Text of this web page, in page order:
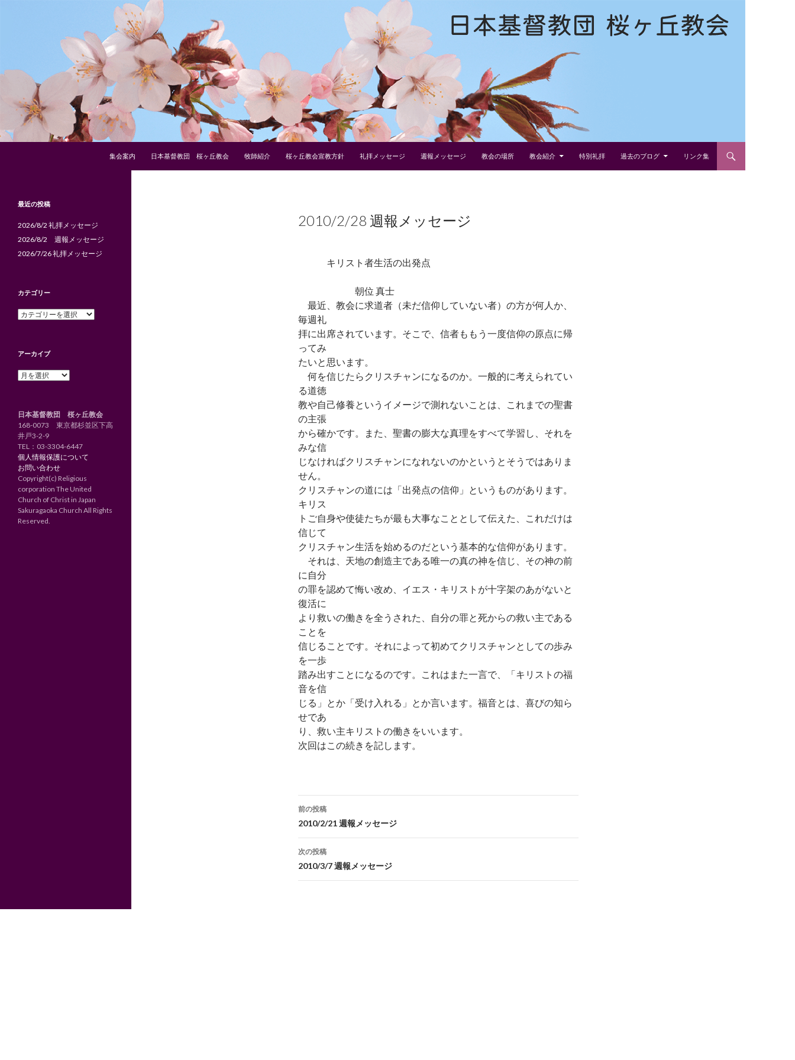
日本基督教団 桜ヶ丘教会
集会案内
日本基督教団 桜ヶ丘教会 牧師紹介 桜ヶ丘教会宣教方針 礼拝メッセージ 週報メッセージ 教会の場所 教会紹介 特別礼拝 過去のブログ リンク集
2010/2/28 週報メッセージ
キリスト者生活の出発点
朝位 真士
最近、教会に求道者（未だ信仰していない者）の方が何人か、
毎週礼
拝に出席されています。そこで、信者ももう一度信仰の原点に帰
ってみ
たいと思います。
何を信じたらクリスチャンになるのか。一般的に考えられてい
る道徳
教や自己修養というイメージで測れないことは、これまでの聖書
の主張
から確かです。また、聖書の膨大な真理をすべて学習し、それを
みな信
じなければクリスチャンになれないのかというとそうではありま
せん。
クリスチャンの道には「出発点の信仰」というものがあります。
キリス
トご自身や使徒たちが最も大事なこととして伝えた、これだけは
信じて
クリスチャン生活を始めるのだという基本的な信仰があります。
それは、天地の創造主である唯一の真の神を信じ、その神の前
に自分
の罪を認めて悔い改め、イエス・キリストが十字架のあがないと
復活に
より救いの働きを全うされた、自分の罪と死からの救い主である
ことを
信じることです。それによって初めてクリスチャンとしての歩み
を一歩
踏み出すことになるのです。これはまた一言で、「キリストの福
音を信
じる」とか「受け入れる」とか言います。福音とは、喜びの知ら
せであ
り、救い主キリストの働きをいいます。
次回はこの続きを記します。
投
稿
ナ
ビ
ゲ
前の投稿
2010/2/21 週報メッセージ
次の投稿
2010/3/7 週報メッセージ
最近の投稿
2026/8/2 礼拝メッセージ
2026/8/2 週報メッセージ
2026/7/26 礼拝メッセージ
カテゴリー
カ
ー
アーカイブ
ア
ブ
日本基督教団 桜ヶ丘教会
168-0073 東京都杉並区下高
井戸3-2-9
TEL： 03-3304-6447
個人情報保護について
お問い合わせ
Copyright(c) Religious
corporation The United
Church of Christ in Japan
Sakuragaoka Church All Rights
Reserved.